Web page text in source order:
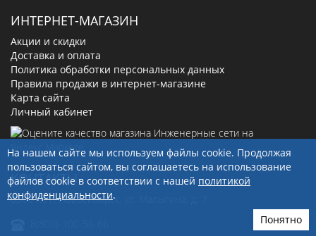
ИНТЕРНЕТ-МАГАЗИН
Акции и скидки
Доставка и оплата
Политика обработки персональных данных
Правила продажи в интернет-магазине
Карта сайта
Личный кабинет
КОНТАКТЫ
630019, г.Новосибирск
На нашем сайте мы используем файлы cookie. Продолжая
пользоваться сайтом, вы соглашаетесь на использование
файлов cookie в соответствии с нашей политикой
конфиденциальности.
Понятно